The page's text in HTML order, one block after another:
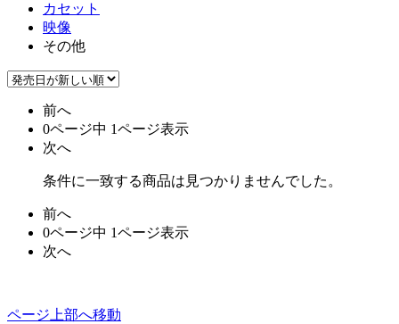
カセット
映像
その他
前へ
0ページ中 1ページ表示
次へ
条件に一致する商品は見つかりませんでした。
前へ
0ページ中 1ページ表示
次へ
ページ上部へ移動